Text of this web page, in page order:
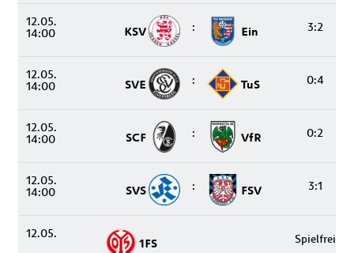
12.05.
14:00 KSV : Ein 3:2
12.05.
14:00 SVE : TuS 0:4
12.05.
14:00 SCF : VfR 0:2
12.05.
14:00 SVS : FSV 3:1
12.05.
1FS Spielfrei